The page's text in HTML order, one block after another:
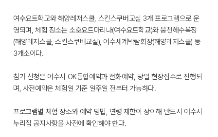
여수요트학교와 해양레저스쿨, 스킨스쿠버교실 3개 프로그램으로 운
영되며, 체험 장소는 소호요트마리나(여수요트학교)와 웅천해수욕장
(해양레저스쿨, 스킨스쿠버교실), 여수세계박람회장(해양레저스쿨) 등
3개소이다.
참가 신청은 여수시 OK통합예약과 전화예약, 당일 현장접수로 진행되
며, 사전예약은 체험일 기준 일주일 전부터 가능하다.
프로그램별 체험 장소와 예약 방법, 연령 제한이 상이해 반드시 여수시
누리집 공지사항을 사전에 확인해야 한다.